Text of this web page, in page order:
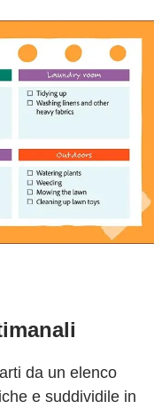
da un elenco
e suddividile in